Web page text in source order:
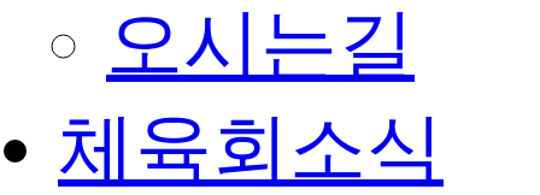
오시는길
체육회소식